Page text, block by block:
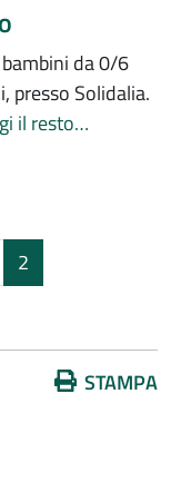
da 0/6
presso Solidalia.
il resto…
2
STAMPA